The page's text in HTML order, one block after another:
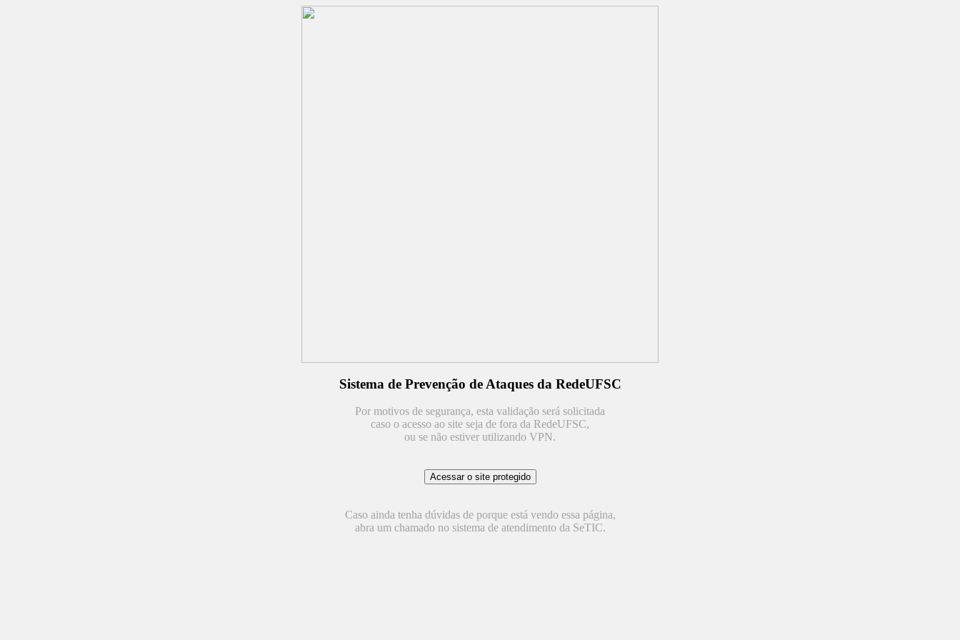
Sistema de Prevenção de Ataques da RedeUFSC
Por motivos de segurança, esta validação será solicitada
caso o acesso ao site seja de fora da RedeUFSC,
ou se não estiver utilizando VPN.
Caso ainda tenha dúvidas de porque está vendo essa página,
abra um chamado no sistema de atendimento da SeTIC.